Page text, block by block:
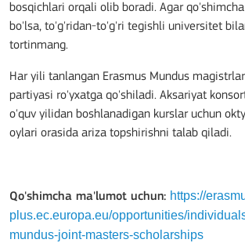
bosqichlari orqali olib boradi. Agar
bo'lsa, to'g'ridan-to'g'ri tegishli universitet
tortinmang.
Har yili tanlangan Erasmus Mundus
partiyasi ro'yxatga qo'shiladi. Aksariyat
o'quv yilidan boshlanadigan kurslar uchun
oylari orasida ariza topshirishni talab qiladi.
Qo'shimcha ma'lumot uchun: https://
plus.ec.europa.eu/opportunities/
mundus-joint-masters-scholarships